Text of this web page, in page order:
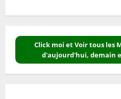
Click moi et Voir tous les
d'aujourd'hui, demain